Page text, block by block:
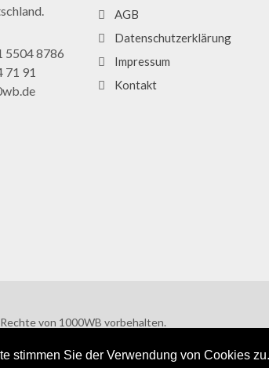
stimmen Sie der Verwendung von Cookies
5504 8786
71 91
AGB
Datenschutzerklärung
Impressum
Kontakt
von 1000WB vorbehalten.